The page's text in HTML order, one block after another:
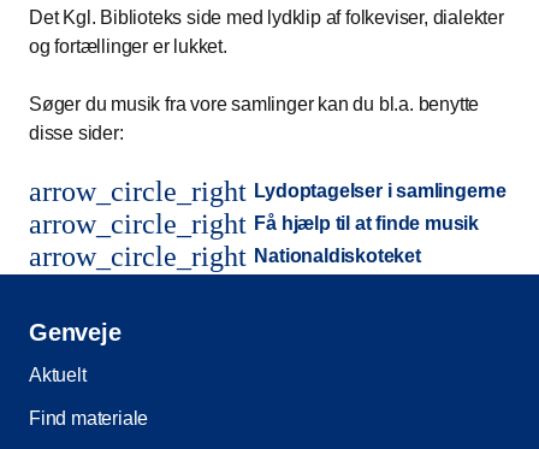
Det Kgl. Biblioteks side med lydklip af folkeviser, dialekter
og fortællinger er lukket.
Søger du musik fra vore samlinger kan du bl.a. benytte
disse sider:
arrow_circle_right Lydoptagelser i samlingerne
arrow_circle_right Få hjælp til at finde musik
arrow_circle_right Nationaldiskoteket
Genveje
Aktuelt
Find materiale